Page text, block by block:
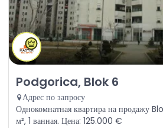
Продажа - Квартира Podgorica,
Podgorica, Blok 6
Адрес по запросу
Однокомнатная квартира на продажу
м², 1 ванная. Цена: 125.000 €